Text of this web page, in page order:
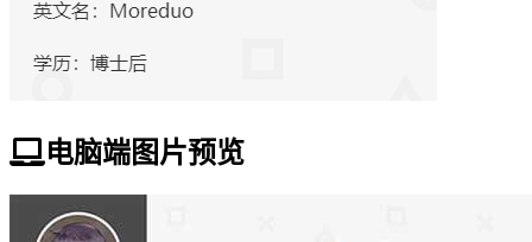
电脑端图片预览